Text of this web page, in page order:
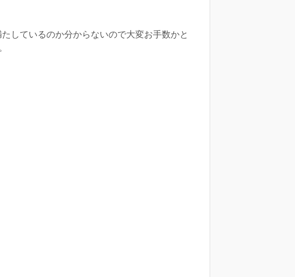
しているのか分からないので大変お手数かと